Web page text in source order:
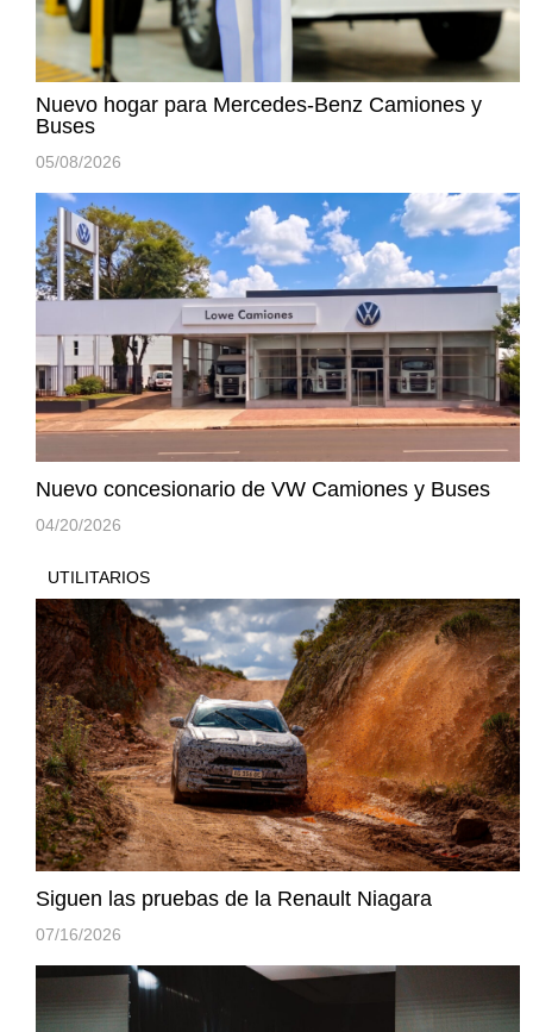
Nuevo hogar para Mercedes-Benz Camiones y
Buses
05/08/2026
Nuevo concesionario de VW Camiones y Buses
04/20/2026
UTILITARIOS
Siguen las pruebas de la Renault Niagara
07/16/2026